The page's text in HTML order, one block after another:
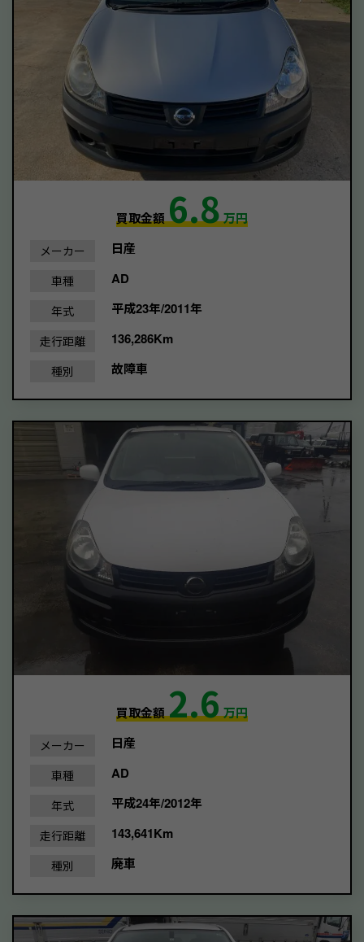
買取金額6.8万円
メーカー 日産
車種 AD
年式 平成23年/2011年
走行距離 136,286Km
種別 故障車
買取金額2.6万円
メーカー 日産
車種 AD
年式 平成24年/2012年
走行距離 143,641Km
種別 廃車